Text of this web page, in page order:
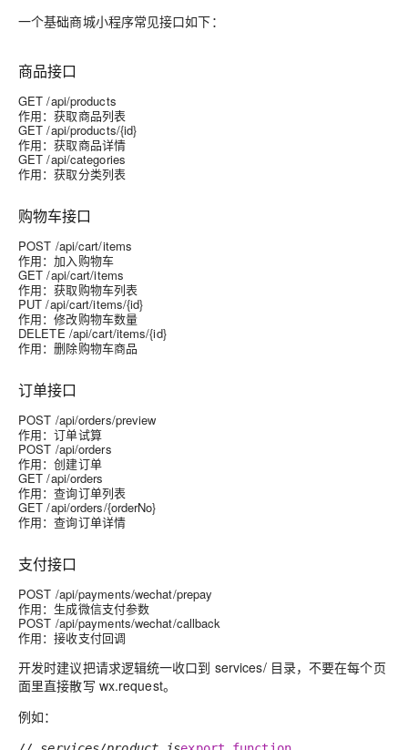
一个基础商城小程序常见接口如下：
商品接口
GET /api/products
作用：获取商品列表
GET /api/products/{id}
作用：获取商品详情
GET /api/categories
作用：获取分类列表
购物车接口
POST /api/cart/items
作用：加入购物车
GET /api/cart/items
作用：获取购物车列表
PUT /api/cart/items/{id}
作用：修改购物车数量
DELETE /api/cart/items/{id}
作用：删除购物车商品
订单接口
POST /api/orders/preview
作用：订单试算
POST /api/orders
作用：创建订单
GET /api/orders
作用：查询订单列表
GET /api/orders/{orderNo}
作用：查询订单详情
支付接口
POST /api/payments/wechat/prepay
作用：生成微信支付参数
POST /api/payments/wechat/callback
作用：接收支付回调
开发时建议把请求逻辑统一收口到 services/目录，不要在每个页
面里直接散写 wx.request。
例如：